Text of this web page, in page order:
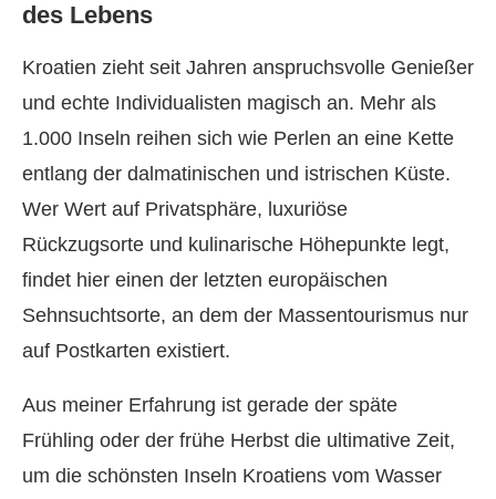
des Lebens
Kroatien zieht seit Jahren anspruchsvolle Genießer
und echte Individualisten magisch an. Mehr als
1.000 Inseln reihen sich wie Perlen an eine Kette
entlang der dalmatinischen und istrischen Küste.
Wer Wert auf Privatsphäre, luxuriöse
Rückzugsorte und kulinarische Höhepunkte legt,
findet hier einen der letzten europäischen
Sehnsuchtsorte, an dem der Massentourismus nur
auf Postkarten existiert.
Aus meiner Erfahrung ist gerade der späte
Frühling oder der frühe Herbst die ultimative Zeit,
um die schönsten Inseln Kroatiens vom Wasser